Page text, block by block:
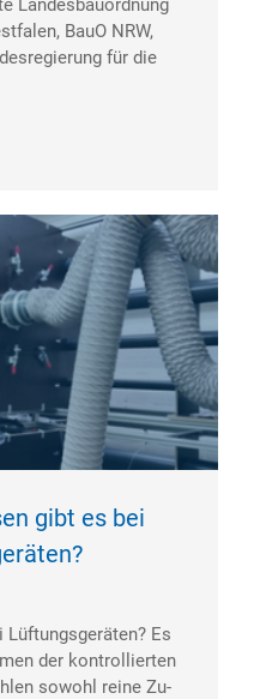
Landesbauordnung
BauO NRW,
für die
gibt es bei
Es
der kontrollierten
sowohl reine Zu-